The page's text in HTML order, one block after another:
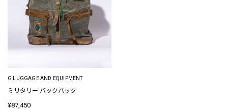
G LUGGAGE AND EQUIPMENT
ミリタリー バックパック
¥87,450